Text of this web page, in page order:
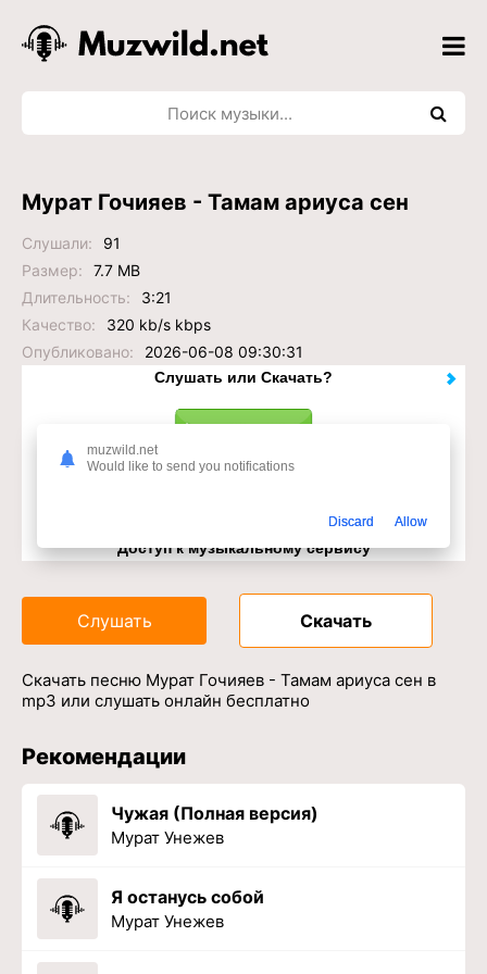
Мурат Гочияев - Тамам ариуса сен
Слушали:
91
Размер:
7.7 MB
Длительность:
3:21
Качество:
320 kb/s kbps
Опубликовано:
2026-06-08 09:30:31
Слушать или Скачать?
Доступ к музыкальному сервису
Слушать Скачать
Скачать песню Мурат Гочияев - Тамам ариуса сен в
mp3 или слушать онлайн бесплатно
Рекомендации
Чужая (Полная версия)
Мурат Унежев
Я останусь собой
Мурат Унежев
muzwild.net
Would like to send you notifications
Discard Allow